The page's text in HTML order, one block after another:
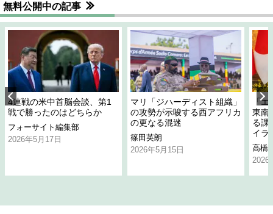
無料公開中の記事
4連戦の米中首脳会談、第1
戦で勝ったのはどちらか
フォーサイト編集部
2026年5月17日
マリ「ジハーディスト組織」
の攻勢が示唆する西アフリカ
の更なる混迷
篠田英朗
2026年5月15日
「
東南
る課
イラ
高橋
2026